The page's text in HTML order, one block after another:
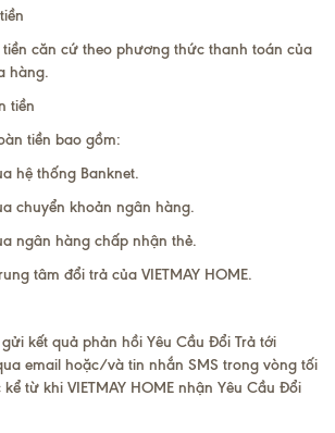
căn cứ theo phương thức thanh toán của
hàng.
tiền
tiền bao gồm:
hệ thống Banknet.
chuyển khoản ngân hàng.
ngân hàng chấp nhận thẻ.
tâm đổi trả của VIETMAY HOME.
gửi kết quả phản hồi Yêu Cầu Đổi Trả tới
email hoặc/và tin nhắn SMS trong vòng tối
từ khi VIETMAY HOME nhận Yêu Cầu Đổi